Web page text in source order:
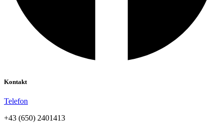
Kontakt
Telefon
+43 (650) 2401413